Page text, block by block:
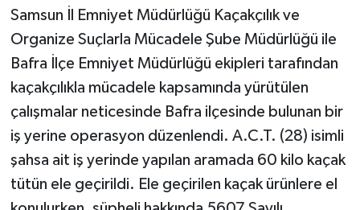
Samsun İl Emniyet Müdürlüğü Kaçakçılık ve
Organize Suçlarla Mücadele Şube Müdürlüğü ile
Bafra İlçe Emniyet Müdürlüğü ekipleri tarafından
kaçakçılıkla mücadele kapsamında yürütülen
çalışmalar neticesinde Bafra ilçesinde bulunan bir
iş yerine operasyon düzenlendi. A.C.T. (28) isimli
şahsa ait iş yerinde yapılan aramada 60 kilo kaçak
tütün ele geçirildi. Ele geçirilen kaçak ürünlere el